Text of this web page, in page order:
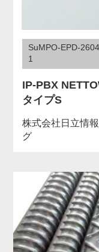
SuMPO-EPD-
1
IP-PBX
タイプS
株式会社日立情
グ